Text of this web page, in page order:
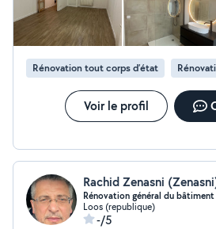
Rénovation tout corps d’état
Voir le profil
Rachid Zenasni
Rénovation général du bâtiment
Loos (republique)
-/5